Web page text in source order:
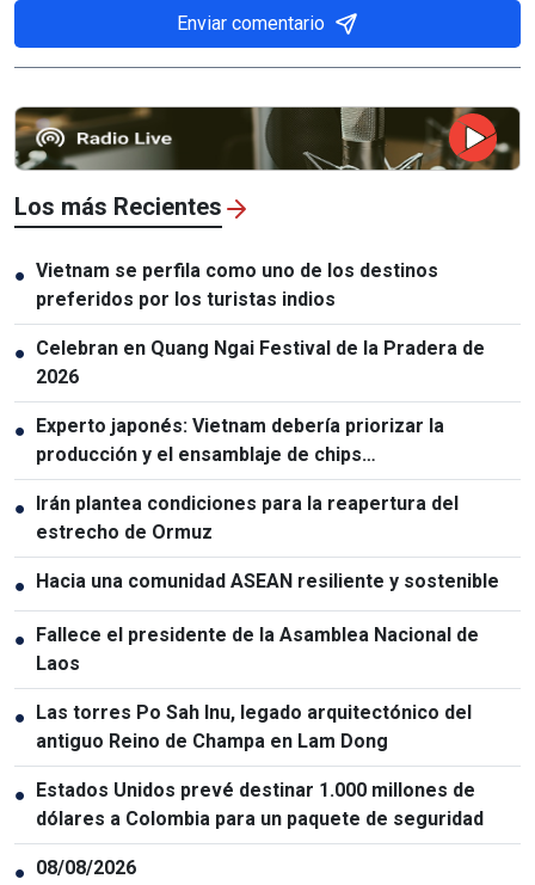
Enviar comentario
Los más Recientes
● Vietnam se perfila como uno de los destinos
preferidos por los turistas indios
● Celebran en Quang Ngai Festival de la Pradera de
2026
● Experto japonés: Vietnam debería priorizar la
producción y el ensamblaje de chips
semiconductores
● Irán plantea condiciones para la reapertura del
estrecho de Ormuz
● Hacia una comunidad ASEAN resiliente y sostenible
● Fallece el presidente de la Asamblea Nacional de
Laos
● Las torres Po Sah Inu, legado arquitectónico del
antiguo Reino de Champa en Lam Dong
● Estados Unidos prevé destinar 1.000 millones de
dólares a Colombia para un paquete de seguridad
● 08/08/2026